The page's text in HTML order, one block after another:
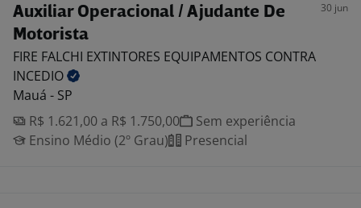
Auxiliar Operacional / Ajudante De
Motorista
30 jun
FIRE FALCHI EXTINTORES EQUIPAMENTOS CONTRA
INCEDIO
Mauá - SP
R$ 1.621,00 a R$ 1.750,00
Sem experiência
Ensino Médio (2º Grau)
Presencial